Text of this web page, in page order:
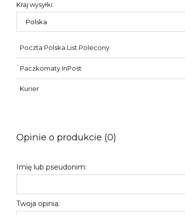
Kraj wysyłki:
Poczta Polska List Polecony
Paczkomaty InPost
Kurier
Opinie o produkcie (0)
Imię lub pseudonim:
Twoja opinia: